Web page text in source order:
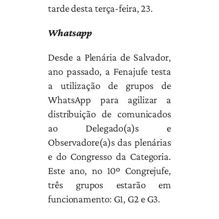
tarde desta terça-feira, 23.
Whatsapp
Desde a Plenária de Salvador,
ano passado, a Fenajufe testa
a utilização de grupos de
WhatsApp para agilizar a
distribuição de comunicados
ao Delegado(a)s e
Observadore(a)s das plenárias
e do Congresso da Categoria.
Este ano, no 10º Congrejufe,
três grupos estarão em
funcionamento: G1, G2 e G3.